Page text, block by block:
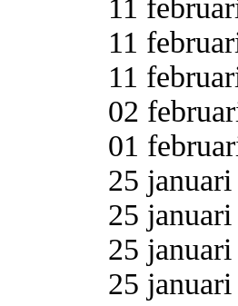
11
11
11
02
01
25
25
25
25